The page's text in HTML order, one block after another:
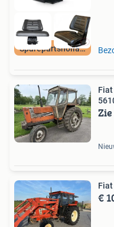
Sparepartsholland
€